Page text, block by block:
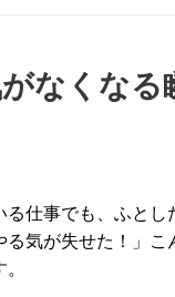
なくな
る仕事でも、ふとし
気が失せた！」こ